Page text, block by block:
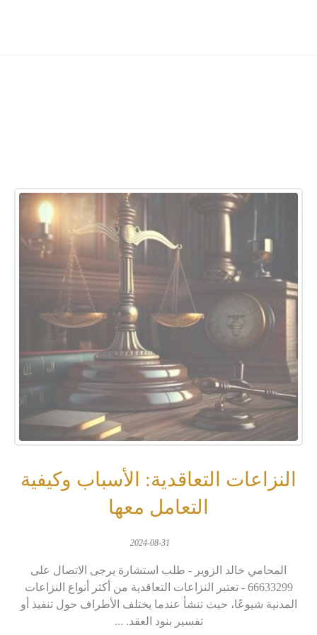
النزاعات التعاقدية: الأسباب وكيفية
التعامل معها
2024-08-31
المحامي خالد الزوير - طلب استشارة يرجى الاتصال على
66633299 - تعتبر النزاعات التعاقدية من أكثر أنواع النزاعات
المدنية شيوعًا، حيث تنشأ عندما يختلف الأطراف حول تنفيذ أو
تفسير بنود العقد. ...